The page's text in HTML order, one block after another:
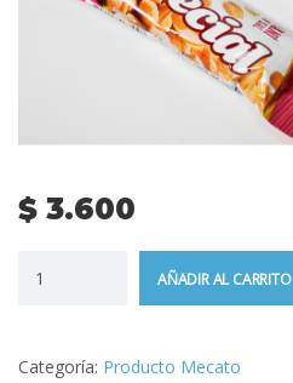
$ 3.600
AÑADIR AL CARRITO
Categoría: Producto Mecato